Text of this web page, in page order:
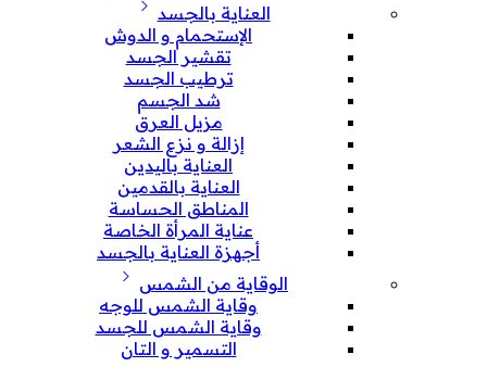
العناية بالجسد
الإستحمام و الدوش
تقشير الجسد
ترطيب الجسد
شد الجسم
مزيل العرق
إزالة و نزع الشعر
العناية باليدين
العناية بالقدمين
المناطق الحساسة
عناية المرأة الخاصة
أجهزة العناية بالجسد
الوقاية من الشمس
وقاية الشمس للوجه
وقاية الشمس للجسد
التسمير و التان